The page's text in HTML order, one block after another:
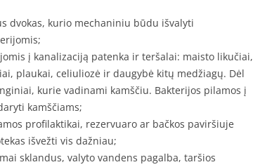
dvokas, kurio mechaniniu būdu išvalyti
į kanalizaciją patenka ir teršalai: maisto likučiai,
plaukai, celiuliozė ir daugybė kitų medžiagų. Dėl
kurie vadinami kamščiu. Bakterijos pilamos į
kamščiams;
profilaktikai, rezervuaro ar bačkos paviršiuje
išvežti vis dažniau;
sklandus, valyto vandens pagalba, taršios